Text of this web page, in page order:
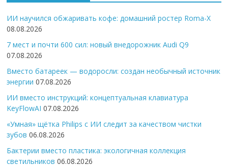
ИИ научился обжаривать кофе: домашний ростер Roma-X
08.08.2026
7 мест и почти 600 сил: новый внедорожник Audi Q9
07.08.2026
Вместо батареек — водоросли: создан необычный источник
энергии 07.08.2026
ИИ вместо инструкций: концептуальная клавиатура
KeyFlowAI 07.08.2026
«Умная» щётка Philips с ИИ следит за качеством чистки
зубов 06.08.2026
Бактерии вместо пластика: экологичная коллекция
светильников 06.08.2026